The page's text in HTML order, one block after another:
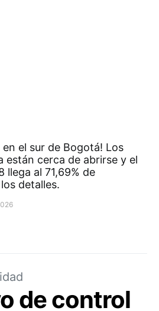
en el sur de Bogotá! Los
están cerca de abrirse y el
llega al 71,69% de
detalles.
de control